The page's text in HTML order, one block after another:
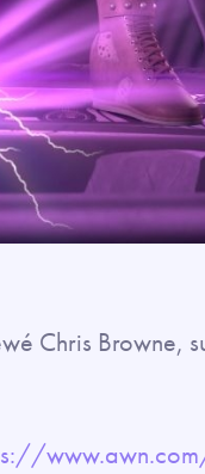
Chris Browne,